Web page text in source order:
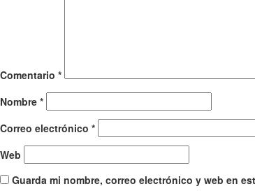
Comentario *
Nombre *
Correo electrónico *
Web
Guarda mi nombre, correo electrónico y web en